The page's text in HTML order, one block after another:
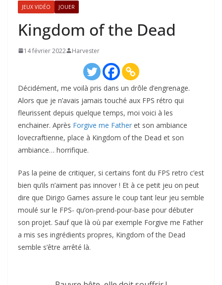
JEUX VIDÉO JOUER
Kingdom of the Dead
14 février 2022 Harvester
Décidément, me voilà pris dans un drôle d’engrenage.
Alors que je n’avais jamais touché aux FPS rétro qui
fleurissent depuis quelque temps, moi voici à les
enchainer. Après Forgive me Father et son ambiance
lovecraftienne, place à Kingdom of the Dead et son
ambiance… horrifique.
Pas la peine de critiquer, si certains font du FPS retro c’est
bien qu’ils n’aiment pas innover ! Et à ce petit jeu on peut
dire que Dirigo Games assure le coup tant leur jeu semble
moulé sur le FPS- qu’on-prend-pour-base pour débuter
son projet. Sauf que là où par exemple Forgive me Father
a mis ses ingrédients propres, Kingdom of the Dead
semble s’être arrêté là.